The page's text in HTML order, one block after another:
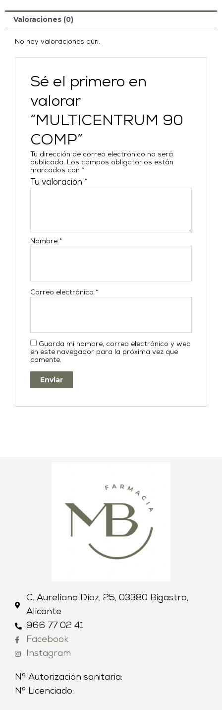
Valoraciones (0)
No hay valoraciones aún.
Sé el primero en
valorar
“MULTICENTRUM 90
COMP”
Tu dirección de correo electrónico no será
publicada. Los campos obligatorios están
marcados con*
Tu valoración *
Nombre*
Correo electrónico*
Guarda mi nombre, correo electrónico y web
en este navegador para la próxima vez que
comente.
C. Aureliano Díaz, 25, 03380 Bigastro,
Alicante
966 77 02 41
Facebook
Instagram
Nº Autorización sanitaria:
Nº Licenciado: